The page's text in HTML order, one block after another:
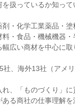
扱っているか知っ
・化学工業薬品・
・食品・機械機器
幅広い商材を中心に
社、海外13社（アメ
、「ものづくり」に
る商社の仕事理解を